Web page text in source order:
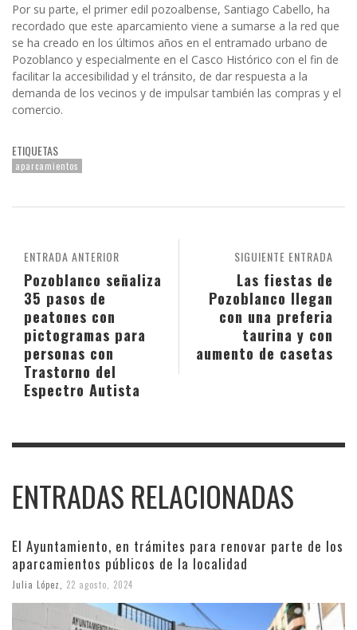
Por su parte, el primer edil pozoalbense, Santiago Cabello, ha
recordado que este aparcamiento viene a sumarse a la red que
se ha creado en los últimos años en el entramado urbano de
Pozoblanco y especialmente en el Casco Histórico con el fin de
facilitar la accesibilidad y el tránsito, de dar respuesta a la
demanda de los vecinos y de impulsar también las compras y el
comercio.
ETIQUETAS
aparcamientos
SIGUIENTE ENTRADA
Las fiestas de
Pozoblanco llegan
con una preferia
taurina y con
aumento de casetas
ENTRADA ANTERIOR
Pozoblanco señaliza
35 pasos de
peatones con
pictogramas para
personas con
Trastorno del
Espectro Autista
ENTRADAS RELACIONADAS
El Ayuntamiento, en trámites para renovar parte de los
aparcamientos públicos de la localidad
Julia López 22 agosto, 2024